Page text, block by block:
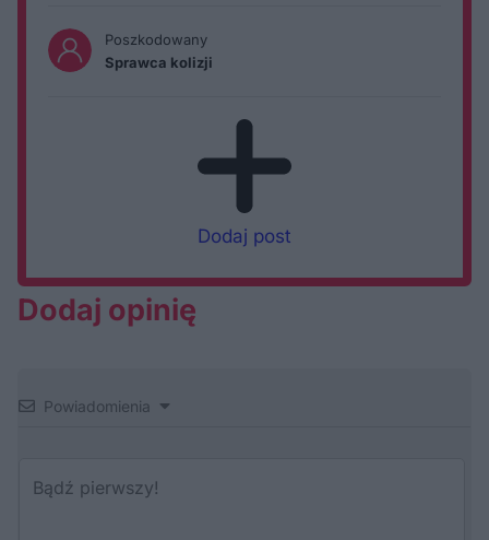
Poszkodowany
Sprawca kolizji
Dodaj post
Dodaj opinię
Powiadomienia